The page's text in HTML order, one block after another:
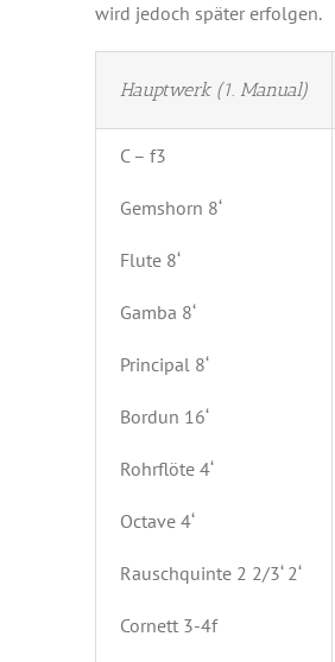
wird jedoch später erfolgen.
Hauptwerk (1. Manual)
C – f3
Gemshorn 8‘
Flute 8‘
Gamba 8‘
Principal 8‘
Bordun 16‘
Rohrflöte 4‘
Octave 4‘
Rauschquinte 2 2/3‘ 2‘
Cornett 3-4f